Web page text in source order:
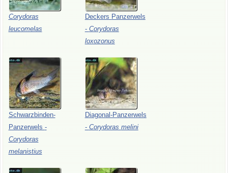
Corydoras
leucomelas
Deckers Panzerwels
- Corydoras
loxozonus
Schwarzbinden-
Panzerwels -
Corydoras
melanistius
Diagonal-Panzerwels
- Corydoras melini